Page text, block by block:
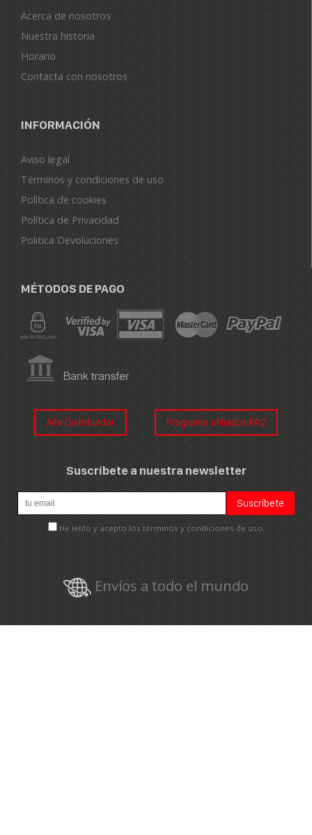
Acerca de nosotros
Nuestra historia
Horario
Contacta con nosotros
INFORMACIÓN
Aviso legal
Términos y condiciones de uso
Política de cookies
Política de Privacidad
Politica Devoluciones
MÉTODOS DE PAGO
Alta Distribuidor Programa afiliados RR2
Suscríbete a nuestra newsletter
He leído y acepto los términos y condiciones de uso.
Envíos a todo el mundo